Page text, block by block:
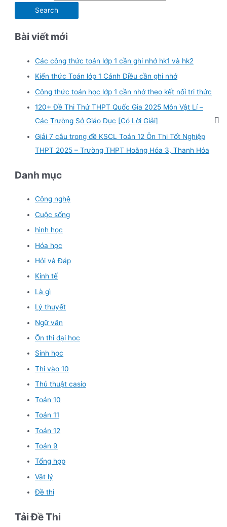
Bài viết mới
Các công thức toán lớp 1 cần ghi nhớ hk1 và hk2
Kiến thức Toán lớp 1 Cánh Diều cần ghi nhớ
Công thức toán học lớp 1 cần nhớ theo kết nối tri thức
120+ Đề Thi Thử THPT Quốc Gia 2025 Môn Vật Lí –
Các Trường Sở Giáo Dục [Có Lời Giải]
Giải 7 câu trong đề KSCL Toán 12 Ôn Thi Tốt Nghiệp
THPT 2025 – Trường THPT Hoằng Hóa 3, Thanh Hóa
Danh mục
Công nghệ
Cuộc sống
hình học
Hóa học
Hỏi và Đáp
Kinh tế
Là gì
Lý thuyết
Ngữ văn
Ôn thi đại học
Sinh học
Thi vào 10
Thủ thuật casio
Toán 10
Toán 11
Toán 12
Toán 9
Tổng hợp
Vật lý
Đề thi
Tải Đề Thi